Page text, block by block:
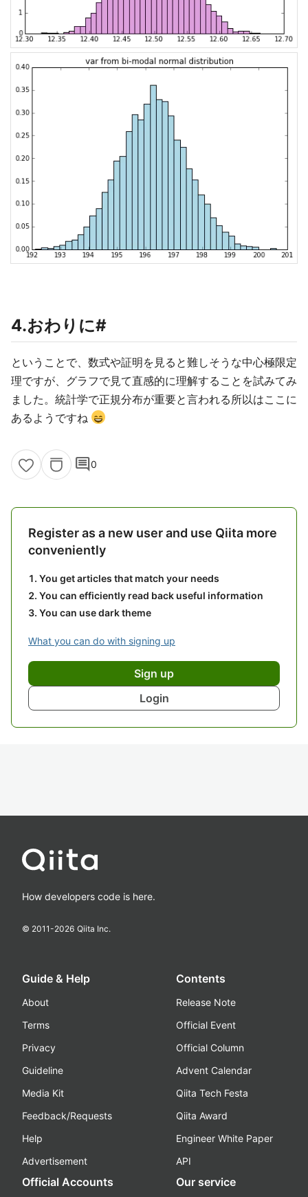
4.おわりに#
ということで、数式や証明を見ると難しそうな中心極限定
理ですが、グラフで見て直感的に理解することを試みてみ
ました。統計学で正規分布が重要と言われる所以はここに
あるようですね
comment0
Register as a new user and use Qiita more
conveniently
You get articles that match your needs
You can efficiently read back useful information
You can use dark theme
What you can do with signing up
Sign up
Login
How developers code is here.
© 2011-2026 Qiita Inc.
Guide & Help
About
Terms
Privacy
Guideline
Media Kit
Feedback/Requests
Help
Advertisement
Contents
Release Note
Official Event
Official Column
Advent Calendar
Qiita Tech Festa
Qiita Award
Engineer White Paper
API
Official Accounts Our service